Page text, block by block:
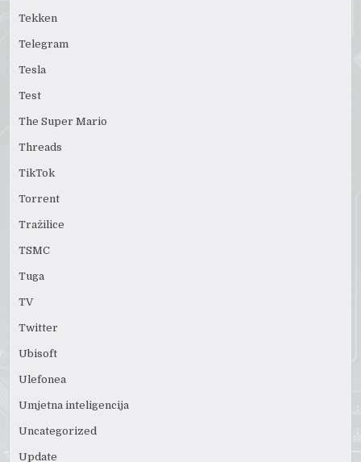
Tekken
Telegram
Tesla
Test
The Super Mario
Threads
TikTok
Torrent
Tražilice
TSMC
Tuga
TV
Twitter
Ubisoft
Ulefonea
Umjetna inteligencija
Uncategorized
Update